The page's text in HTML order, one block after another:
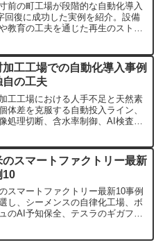
前の町工場が段階的な自動化導入
回復に成功した実例を紹介。設備
教育の工夫を通じた再生のストー
加工工場での自動化導入事例
自の工夫
工工場における人手不足と天然素
体差を克服する自動投入ライン、
処理切断、含水率制御、AI検査な
生産性向上の具体的効果と今後の
提示。
のスマートファクトリー最新
10
スマートファクトリー最新10事例
し、シーメンスの自律化工場、ボ
のAI予知保全、テスラのギガファ